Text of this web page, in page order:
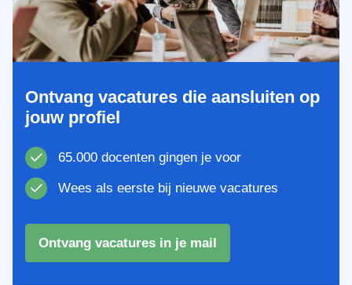
Ontvang vacatures die aansluiten op
jouw profiel
65.000 docenten gingen je voor
Wees als eerste bij nieuwe vacatures
Ontvang vacatures in je mail